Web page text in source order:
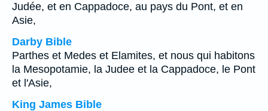
Judée, et en Cappadoce, au pays du Pont, et en
Asie,
Darby Bible
Parthes et Medes et Elamites, et nous qui habitons
la Mesopotamie, la Judee et la Cappadoce, le Pont
et l'Asie,
King James Bible